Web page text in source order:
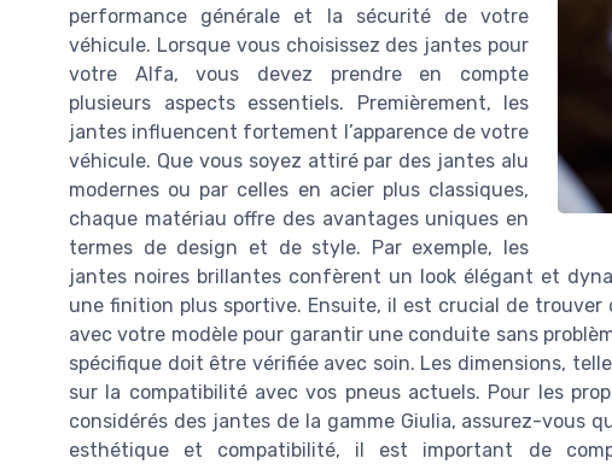
performance générale et la sécurité de votre
véhicule. Lorsque vous choisissez des jantes pour
votre Alfa, vous devez prendre en compte
plusieurs aspects essentiels. Premièrement, les
jantes influencent fortement l’apparence de votre
véhicule. Que vous soyez attiré par des jantes alu
modernes ou par celles en acier plus classiques,
chaque matériau offre des avantages uniques en
termes de design et de style. Par exemple, les
jantes noires brillantes confèrent un look élégant et
une finition plus sportive. Ensuite, il est crucial de
avec votre modèle pour garantir une conduite sans
spécifique doit être vérifiée avec soin. Les dimensions,
sur la compatibilité avec vos pneus actuels. Pour les
considérés des jantes de la gamme Giulia, assurez-vous
esthétique et compatibilité, il est important de